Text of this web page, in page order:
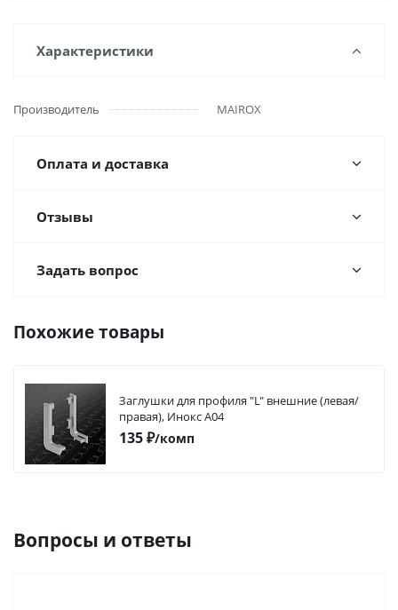
Характеристики
Производитель MAIROX
Оплата и доставка
Отзывы
Задать вопрос
Похожие товары
Заглушки для профиля "L" внешние (левая/
правая), Инокс А04
135₽/комп
Вопросы и ответы